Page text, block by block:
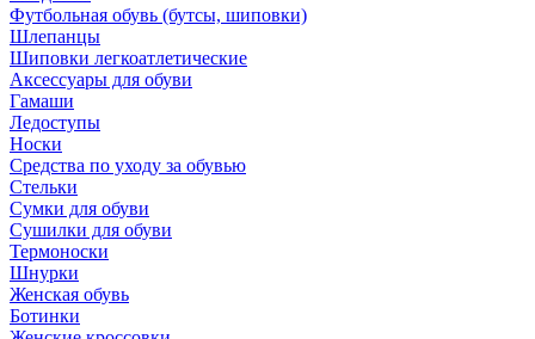
Футбольная обувь (бутсы, шиповки)
Шлепанцы
Шиповки легкоатлетические
Аксессуары для обуви
Гамаши
Ледоступы
Носки
Средства по уходу за обувью
Стельки
Сумки для обуви
Сушилки для обуви
Термоноски
Шнурки
Женская обувь
Ботинки